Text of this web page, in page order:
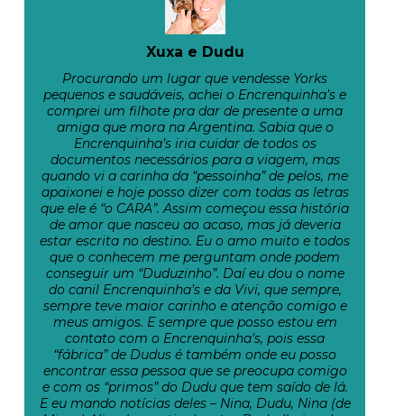
Xuxa e Dudu
Procurando um lugar que vendesse Yorks
pequenos e saudáveis, achei o Encrenquinha’s e
comprei um filhote pra dar de presente a uma
amiga que mora na Argentina. Sabia que o
Encrenquinha’s iria cuidar de todos os
documentos necessários para a viagem, mas
quando vi a carinha da “pessoinha” de pelos, me
apaixonei e hoje posso dizer com todas as letras
que ele é “o CARA”. Assim começou essa história
de amor que nasceu ao acaso, mas já deveria
estar escrita no destino. Eu o amo muito e todos
que o conhecem me perguntam onde podem
conseguir um “Duduzinho”. Daí eu dou o nome
do canil Encrenquinha’s e da Vivi, que sempre,
sempre teve maior carinho e atenção comigo e
meus amigos. E sempre que posso estou em
contato com o Encrenquinha’s, pois essa
“fábrica” de Dudus é também onde eu posso
encontrar essa pessoa que se preocupa comigo
e com os “primos” do Dudu que tem saído de lá.
E eu mando notícias deles – Nina, Dudu, Nina (de